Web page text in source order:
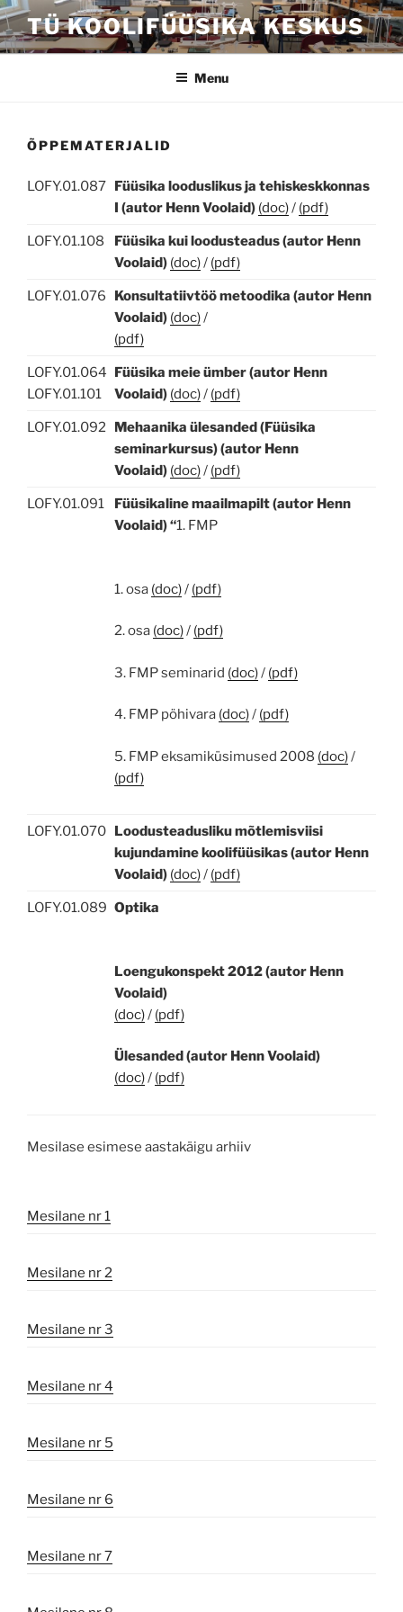
Skip
to
content
TÜ KOOLIFÜÜSIKA KESKUS
Menu
ÕPPEMATERJALID
LOFY.01.087 Füüsika looduslikus ja tehiskeskkonnas
I (autor Henn Voolaid) (doc)/ (pdf)
LOFY.01.108
Füüsika kui loodusteadus (autor Henn
Voolaid) (doc)/ (pdf)
LOFY.01.076
Konsultatiivtöö metoodika (autor Henn
Voolaid) (doc)/
(pdf)
LOFY.01.064
LOFY.01.101
Füüsika meie ümber (autor Henn
Voolaid) (doc)/ (pdf)
LOFY.01.092 Mehaanika ülesanded (Füüsika
seminarkursus) (autor Henn
Voolaid) (doc)/ (pdf)
LOFY.01.091
Füüsikaline maailmapilt (autor Henn
Voolaid) “1. FMP
1. osa (doc)/ (pdf)
2. osa (doc)/ (pdf)
3. FMP seminarid (doc)/ (pdf)
4. FMP pöhivara (doc)/ (pdf)
5. FMP eksamiküsimused 2008 (doc)/
(pdf)
LOFY.01.070 Loodusteadusliku mõtlemisviisi
kujundamine koolifüüsikas (autor Henn
Voolaid) (doc)/ (pdf)
LOFY.01.089 Optika
Loengukonspekt 2012(autor Henn
Voolaid)
(doc)/ (pdf)
Ülesanded(autor Henn Voolaid)
(doc)/ (pdf)
Mesilase esimese aastakäigu arhiiv
Mesilane nr 1
Mesilane nr 2
Mesilane nr 3
Mesilane nr 4
Mesilane nr 5
Mesilane nr 6
Mesilane nr 7